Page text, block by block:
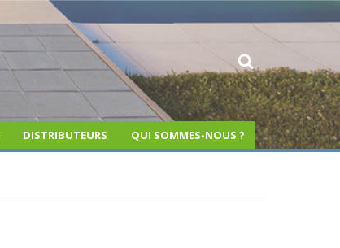
DISTRIBUTEURS QUI SOMMES-NOUS ?